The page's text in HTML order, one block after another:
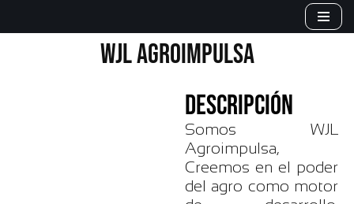
WJL AGROIMPULSA
DESCRIPCIÓN
Somos WJL
Agroimpulsa,
Creemos en el poder
del agro como motor